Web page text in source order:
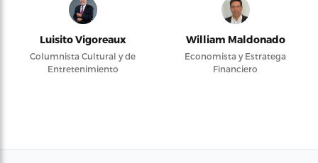
Luisito Vigoreaux
Columnista Cultural y de
Entretenimiento
William Maldonado
Economista y Estratega
Financiero